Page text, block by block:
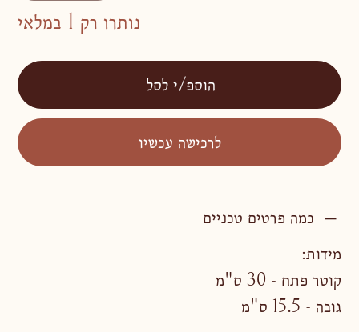
נותרו רק 1 במלאי
הוספ/י לסל
לרכישה עכשיו
כמה פרטים טכניים
מידות:
קוטר פתח - 30 ס"מ
גובה - 15.5 ס"מ